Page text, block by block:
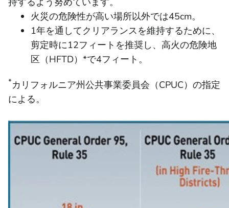
火災の危険性が高い場所以外では45cm。
1年を通してクリアランスを維持するために、
剪定時に12フィートを推奨し、高火の危険地
区（HFTD）*で4フィート。
*カリフォルニア州公共事業委員会（CPUC）の指定
による。